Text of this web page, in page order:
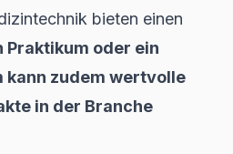
bieten einen
Praktikum oder ein
kann zudem wertvolle
in der Branche